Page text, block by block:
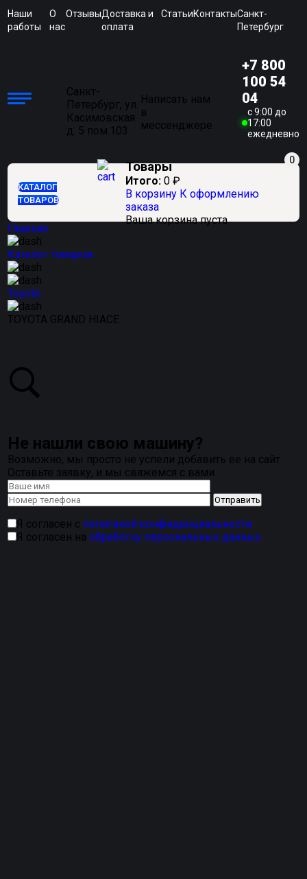
Наши
работы
О
нас
ОтзывыДоставка и
оплата
СтатьиКонтактыСанкт-
Петербург
Санкт-
Петербург, ул.
Касимовская
д. 5 пом.103
Написать нам
в
мессенджере
+7 800
100 54
04
c 9:00 до
17:00
ежедневно
КАТАЛОГ
ТОВАРОВ
0
Товары
Итого: 0 ₽
В корзину К оформлению
заказа
Ваша корзина пуста
Главная
Каталог товаров
Toyota
TOYOTA GRAND HIACE
Не нашли свою машину?
Возможно, мы просто не успели добавить ее на сайт
Оставьте заявку, и мы свяжемся с вами
Я согласен с политикой конфиденциальности
Я согласен наобработку персональных данных